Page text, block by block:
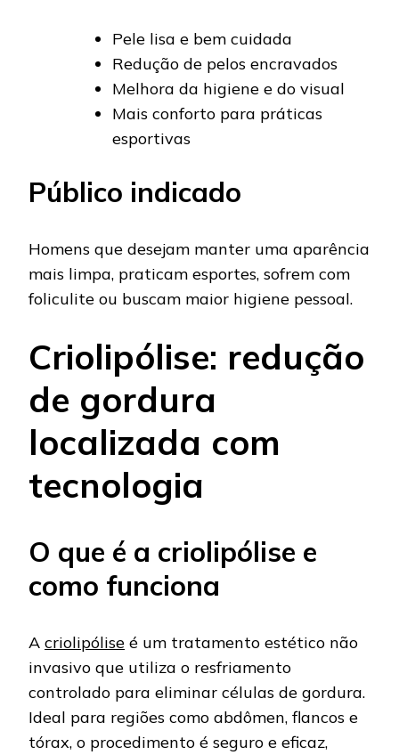
Pele lisa e bem cuidada
Redução de pelos encravados
Melhora da higiene e do visual
Mais conforto para práticas
esportivas
Público indicado
Homens que desejam manter uma aparência
mais limpa, praticam esportes, sofrem com
foliculite ou buscam maior higiene pessoal.
Criolipólise: redução
de gordura
localizada com
tecnologia
O que é a criolipólise e
como funciona
A criolipólise é um tratamento estético não
invasivo que utiliza o resfriamento
controlado para eliminar células de gordura.
Ideal para regiões como abdômen, flancos e
tórax, o procedimento é seguro e eficaz,